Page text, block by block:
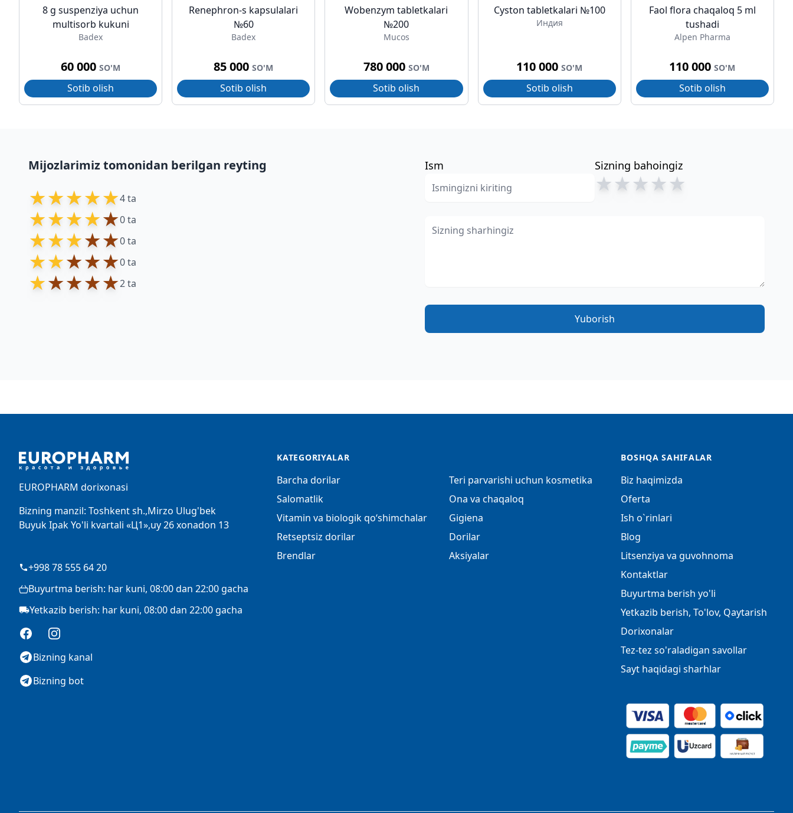
8 g suspenziya uchun
multisorb kukuni
Badex
60 000SO'M
Sotib olish
Renephron-s kapsulalari
№60
Badex
85 000SO'M
Sotib olish
Wobenzym tabletkalari
№200
Mucos
780 000 SO'M
Sotib olish
Cyston tabletkalari №100
Индия
110 000SO'M
Sotib olish
Faol flora chaqaloq 5 ml
tushadi
Alpen Pharma
110 000SO'M
Sotib olish
Mijozlarimiz tomonidan berilgan reyting
★★★★★4 ta
★★★★★0 ta
★★★★★0 ta
★★★★★0 ta
★★★★★2 ta
Ism Sizning bahoingiz
★★★★★
Yuborish
EUROPHARM dorixonasi
Bizning manzil: Toshkent sh.,Mirzo Ulug'bek
Buyuk Ipak Yo'li kvartali «Ц1»,uy 26 xonadon 13
+998 78 555 64 20
Buyurtma berish: har kuni, 08:00 dan 22:00 gacha
Yetkazib berish: har kuni, 08:00 dan 22:00 gacha
FacebookInstagram
Bizning kanal
Bizning bot
KATEGORIYALAR
Barcha dorilar
Salomatlik
Vitamin va biologik qo‘shimchalar
Retseptsiz dorilar
Brendlar
Teri parvarishi uchun kosmetika
Ona va chaqaloq
Gigiena
Dorilar
Aksiyalar
BOSHQA SAHIFALAR
Biz haqimizda
Oferta
Ish o`rinlari
Blog
Litsenziya va guvohnoma
Kontaktlar
Buyurtma berish yo'li
Yetkazib berish, To'lov, Qaytarish
Dorixonalar
Tez-tez so'raladigan savollar
Sayt haqidagi sharhlar